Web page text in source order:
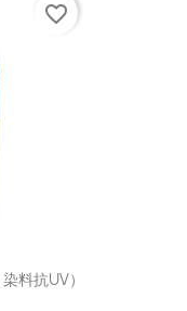
料抗UV）
favorite_border